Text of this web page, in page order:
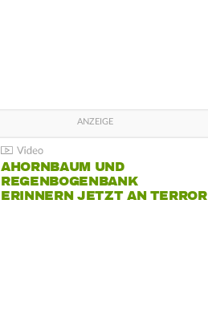
AHORNBAUM UND
REGENBOGENBANK
ERINNERN JETZT AN TERROR